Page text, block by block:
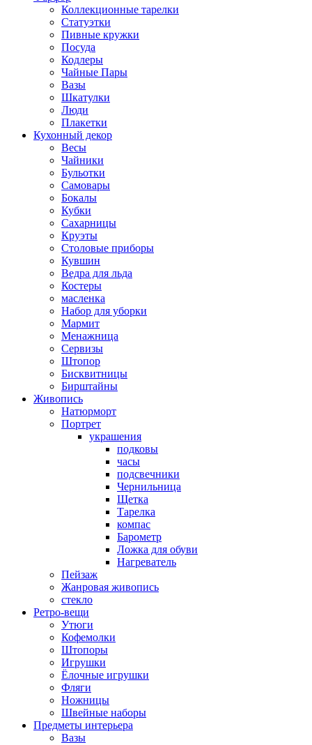
Коллекционные тарелки
Статуэтки
Пивные кружки
Посуда
Кодлеры
Чайные Пары
Вазы
Шкатулки
Люди
Плакетки
Кухонный декор
Весы
Чайники
Бульотки
Самовары
Бокалы
Кубки
Сахарницы
Круэты
Столовые приборы
Кувшин
Ведра для льда
Костеры
масленка
Набор для уборки
Мармит
Менажница
Сервизы
Штопор
Бисквитницы
Бирштайны
Живопись
Натюрморт
Портрет
украшения
подковы
часы
подсвечники
Чернильница
Щетка
Тарелка
компас
Барометр
Ложка для обуви
Нагреватель
Пейзаж
Жанровая живопись
стекло
Ретро-вещи
Утюги
Кофемолки
Штопоры
Игрушки
Ёлочные игрушки
Фляги
Ножницы
Швейные наборы
Предметы интерьера
Вазы